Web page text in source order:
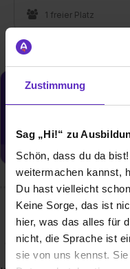
Zustimmung
Sag „Hi!“ zu
Schön, dass du da
weitermachen kannst,
Du hast vielleicht
Keine Sorge, das ist
hier, was das alles für
nicht, die Sprache ist
sie von uns kennst.
1 freier Platz
Du möchtest neue
zugeschickt
Jetzt
Wusstest
die GWH seit mehr als
Viele unserer